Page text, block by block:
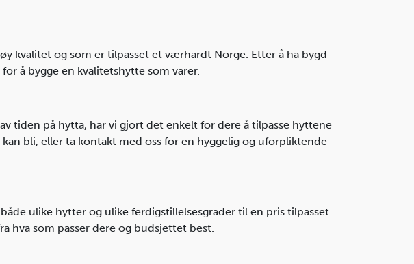
kvalitet og som er tilpasset et værhardt Norge. Etter å ha bygd
å bygge en kvalitetshytte som varer.
tiden på hytta, har vi gjort det enkelt for dere å tilpasse hyttene
bli, eller ta kontakt med oss for en hyggelig og uforpliktende
ulike hytter og ulike ferdigstillelsesgrader til en pris tilpasset
hva som passer dere og budsjettet best.